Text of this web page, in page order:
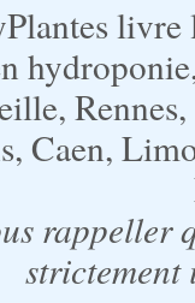
Caen,
rappeller
strictement